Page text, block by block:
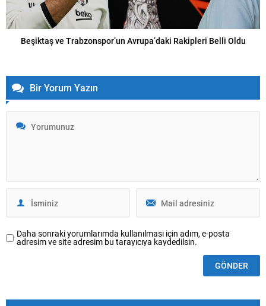
Beşiktaş ve Trabzonspor’un Avrupa’daki Rakipleri Belli Oldu
Bir Yorum Yazın
Daha sonraki yorumlarımda kullanılması için adım, e-posta
adresim ve site adresim bu tarayıcıya kaydedilsin.